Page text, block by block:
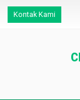
Kontak Kami